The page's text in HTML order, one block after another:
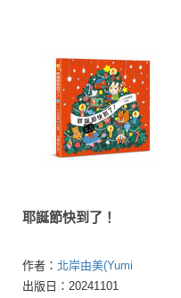
耶誕節快到了！
作者： 北岸由美(Yumi
Kitagishi)
出版日：20241101